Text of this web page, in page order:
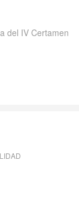
del IV Certamen